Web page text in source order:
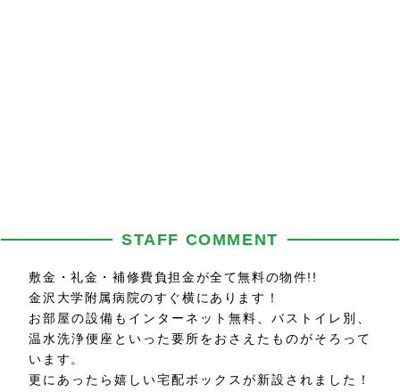
STAFF COMMENT
敷金・礼金・補修費負担金が全て無料の物件!!
金沢大学附属病院のすぐ横にあります！
お部屋の設備もインターネット無料、バストイレ別、
温水洗浄便座といった要所をおさえたものがそろって
います。
更にあったら嬉しい宅配ボックスが新設されました！